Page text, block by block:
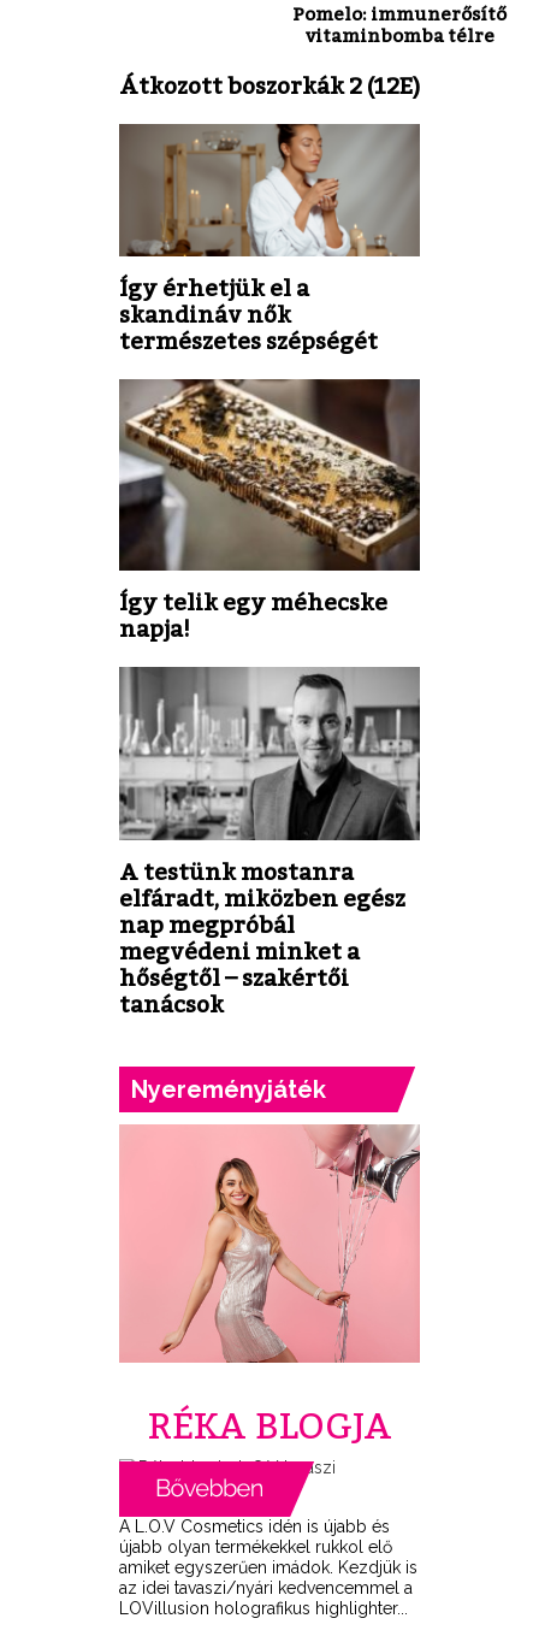
Pomelo: immunerősítő
vitaminbomba télre
Átkozott boszorkák 2 (12E)
Így érhetjük el a
skandináv nők
természetes szépségét
Így telik egy méhecske
napja!
A testünk mostanra
elfáradt, miközben egész
nap megpróbál
megvédeni minket a
hőségtől – szakértői
tanácsok
Nyereményjáték
RÉKA BLOGJA
A L.O.V Cosmetics idén is újabb és
újabb olyan termékekkel rukkol elő
amiket egyszerűen imádok. Kezdjük is
az idei tavaszi/nyári kedvencemmel a
LOVillusion holografikus highlighter...